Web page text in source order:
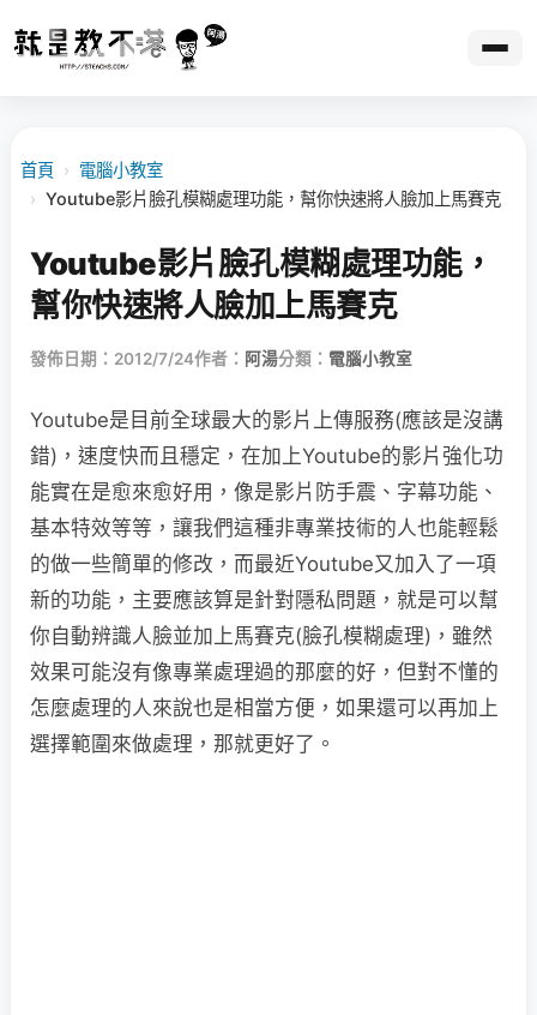
首頁 › 電腦小教室
› Youtube影片臉孔模糊處理功能，幫你快速將人臉加上馬賽克
Youtube影片臉孔模糊處理功能，
幫你快速將人臉加上馬賽克
發佈日期：2012/7/24作者： 阿湯分類： 電腦小教室
Youtube是目前全球最大的影片上傳服務(應該是沒講
錯)，速度快而且穩定，在加上Youtube的影片強化功
能實在是愈來愈好用，像是影片防手震、字幕功能、
基本特效等等，讓我們這種非專業技術的人也能輕鬆
的做一些簡單的修改，而最近Youtube又加入了一項
新的功能，主要應該算是針對隱私問題，就是可以幫
你自動辨識人臉並加上馬賽克(臉孔模糊處理)，雖然
效果可能沒有像專業處理過的那麼的好，但對不懂的
怎麼處理的人來說也是相當方便，如果還可以再加上
選擇範圍來做處理，那就更好了。